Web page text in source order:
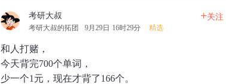
考研大叔
考研大叔的拓团 9月29日 16时29分 精选
+关注
和人打赌，
今天背完700个单词，
少一个1元，现在才背了166个。